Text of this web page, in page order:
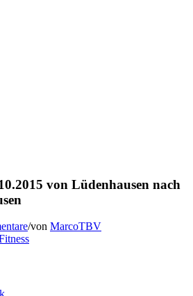
von Lüdenhausen nach
/von MarcoTBV